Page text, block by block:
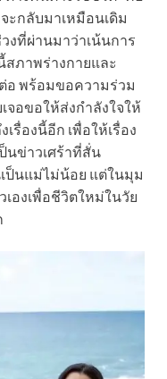
กลับมาเหมือนเดิม
งที่ผ่านมาว่าเน้นการ
สภาพร่างกายและ
อ พร้อมขอความร่วม
อขอให้ส่งกำลังใจให้
องนี้อีก เพื่อให้เรื่อง
นข่าวเศร้าที่สั่น
ป็นแม่ไม่น้อย แต่ในมุม
องเพื่อชีวิตใหม่ในวัย